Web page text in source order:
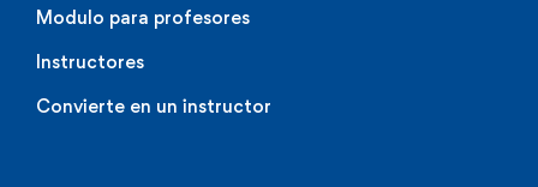
Modulo para profesores
Instructores
Convierte en un instructor